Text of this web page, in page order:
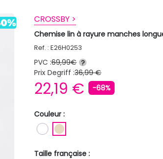
CROSSBY >
Chemise lin à rayure manches
Ref. : E26H0253
PVC :69,99€ ?
Prix Degriff :36,99 €
22,19 € -68%
Couleur :
BLANC
Taille française :